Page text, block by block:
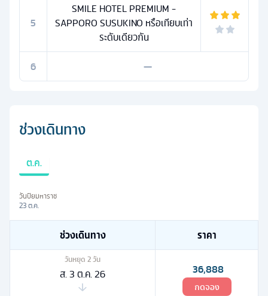
5
SMILE HOTEL PREMIUM -
SAPPORO SUSUKINO หรือเทียบเท่า
ระดับเดียวกัน
6
—
ช่วงเดินทาง
ต.ค.
วันปิยมหาราช
23 ต.ค.
ช่วงเดินทาง ราคา
วันหยุด 2วัน
ส. 3 ต.ค. 26
36,888
กดจอง